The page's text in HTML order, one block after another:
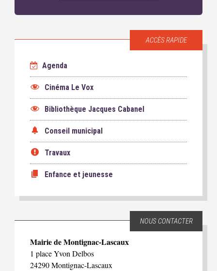
ACCÈS RAPIDE
Agenda
Cinéma Le Vox
Bibliothèque Jacques Cabanel
Conseil municipal
Travaux
Enfance et jeunesse
NOUS CONTACTER
Mairie de Montignac-Lascaux
1 place Yvon Delbos
24290 Montignac-Lascaux